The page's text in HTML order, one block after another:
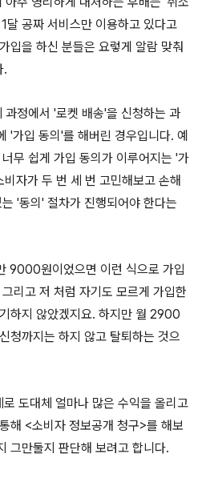
달 공짜 서비스만 이용하고 있다고
입을 하신 분들은 요렇게 알람 맞춰
.
정에서 '로켓 배송'을 신청하는 과
'가입 동의'를 해버린 경우입니다. 예
무 쉽게 가입 동의가 이루어지는 '가
자가 두 번 세 번 고민해보고 손해
'동의' 절차가 진행되어야 한다는
9000원이었으면 이런 식으로 가입
리고 저 처럼 자기도 모르게 가입한
하지 않았겠지요. 하지만 월 2900
청까지는 하지 않고 탈퇴하는 것으
도대체 얼마나 많은 수익을 올리고
해 <소비자 정보공개 청구>를 해보
그만둘지 판단해 보려고 합니다.